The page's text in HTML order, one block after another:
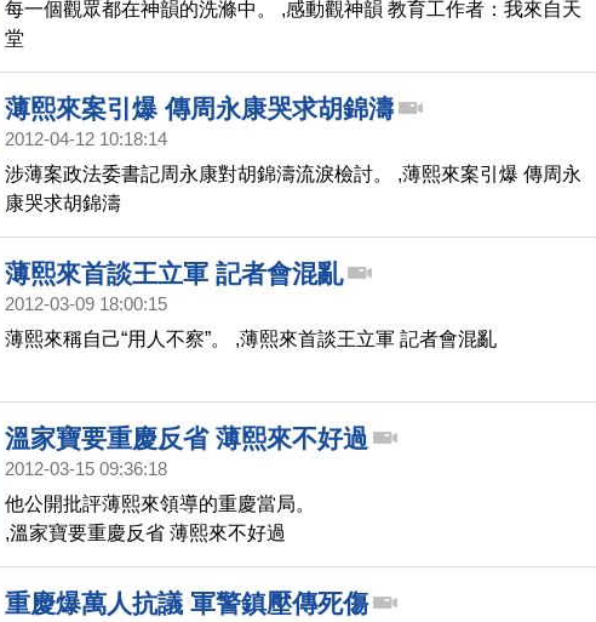
每一個觀眾都在神韻的洗滌中。 ,感動觀神韻 教育工作者：我來自天
堂
薄熙來案引爆 傳周永康哭求胡錦濤
2012-04-12 10:18:14
涉薄案政法委書記周永康對胡錦濤流淚檢討。 ,薄熙來案引爆 傳周永
康哭求胡錦濤
薄熙來首談王立軍 記者會混亂
2012-03-09 18:00:15
薄熙來稱自己“用人不察”。 ,薄熙來首談王立軍 記者會混亂
溫家寶要重慶反省 薄熙來不好過
2012-03-15 09:36:18
他公開批評薄熙來領導的重慶當局。
,溫家寶要重慶反省 薄熙來不好過
重慶爆萬人抗議 軍警鎮壓傳死傷